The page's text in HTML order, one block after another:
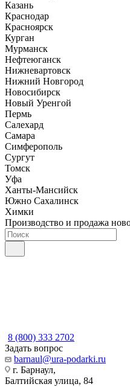
Казань
Краснодар
Красноярск
Курган
Мурманск
Нефтеюганск
Нижневартовск
Нижний Новгород
Новосибирск
Новый Уренгой
Пермь
Салехард
Самара
Симферополь
Сургут
Томск
Уфа
Ханты-Мансийск
Южно Сахалинск
Химки
Производство и продажа
8 (800) 333 2702
Задать вопрос
barnaul@ura-podarki.ru
г. Барнаул,
Балтийская улица, 84